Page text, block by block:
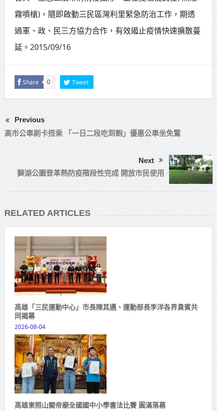
蔣萬安再拋出「倒閣說」 喊推陳其
邁組閣
賴總統肯定「金唐獎」得獎者及入
霧噴槍)，隨即啟動三民區灣利里緊急防治工作，期透
過軍、政、民三方協力合作，有效遏止疫情快速擴散蔓
延。2015/09/16
Share 0 Tweet
Previous
高市公車刷卡搭乘 「一日二段吃到飽」優惠公車坐免驚
Next
獅湖公園登革熱防疫階段性完成 開放市民使用
RELATED ARTICLES
高雄「三民運動中心」市長陳其邁、運動部長李洋各界貴賓共
同揭幕
2026-08-04
高雄東照山關帝廟全國國中小學書法比賽 圓滿落幕